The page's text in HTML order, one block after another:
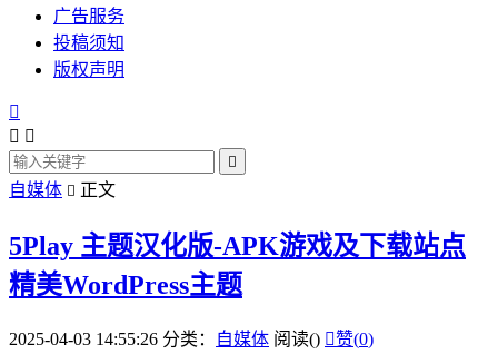
广告服务
投稿须知
版权声明

 

自媒体  正文
5Play 主题汉化版-APK游戏及下载站点
精美WordPress主题
2025-04-03 14:55:26 分类： 自媒体 阅读() 赞(0)